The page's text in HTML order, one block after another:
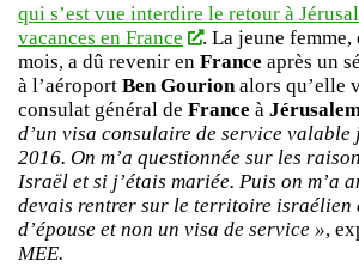
qui s’est vue interdire le retour à
vacances en France
. La jeune femme,
mois, a dû revenir en France après un
à l’aéroport Ben Gourionalors qu’elle
consulat général de France à
d’un visa consulaire de service valable
2016. On m’a questionnée sur les
Israël et si j’étais mariée. Puis on m’a
devais rentrer sur le territoire israélien
d’épouse et non un visa de service »,
MEE.